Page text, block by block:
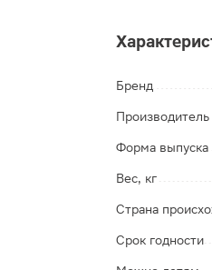
Бренд
Производитель
Форма выпуска
Вес, кг
Страна
Срок годности